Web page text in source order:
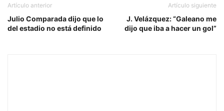
Artículo anterior
Julio Comparada dijo que lo
del estadio no está definido
Artículo siguiente
J. Velázquez: “Galeano me
dijo que iba a hacer un gol”